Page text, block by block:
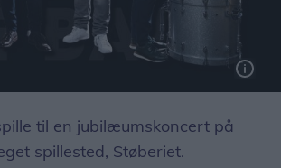
til en jubilæumskoncert på
spillested, Støberiet.